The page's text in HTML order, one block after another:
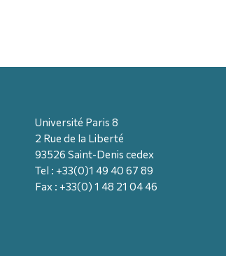
Université Paris 8
2 Rue de la Liberté
93526 Saint-Denis cedex
Tel : +33(0)1 49 40 67 89
Fax : +33(0) 1 48 21 04 46